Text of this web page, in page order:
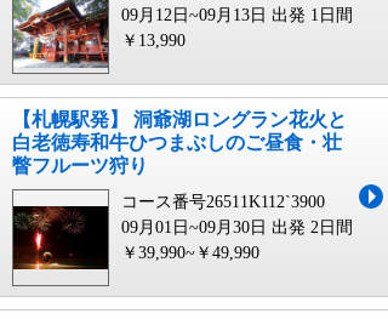
09月12日~09月13日 出発 1日間
￥13,990
【札幌駅発】 洞爺湖ロングラン花火と
白老徳寿和牛ひつまぶしのご昼食・壮
瞥フルーツ狩り
コース番号26511K112`3900
09月01日~09月30日 出発 2日間
￥39,990~￥49,990